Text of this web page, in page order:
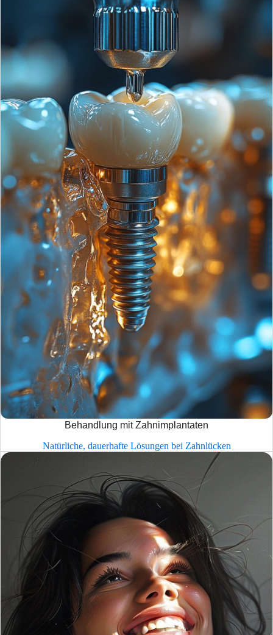
Behandlung mit Zahnimplantaten
Natürliche, dauerhafte Lösungen bei Zahnlücken